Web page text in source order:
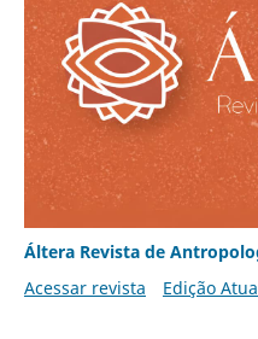
Áltera Revista de
Acessar revista
Edição